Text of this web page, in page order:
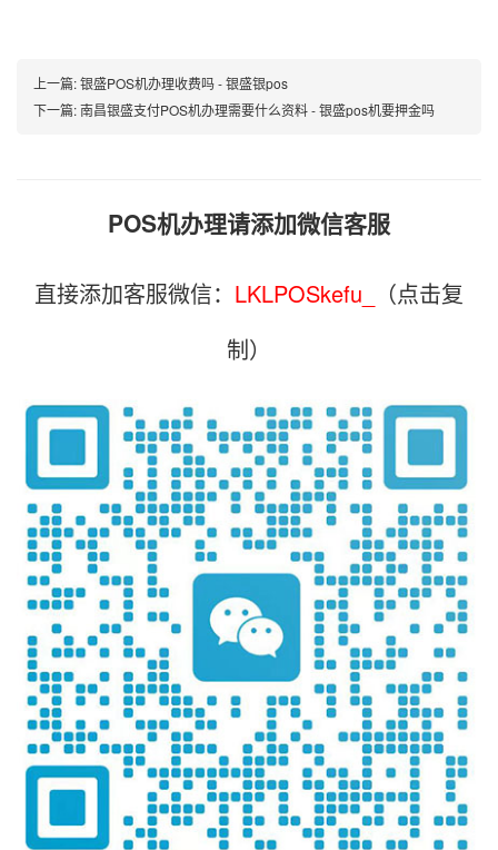
上一篇:银盛POS机办理收费吗 - 银盛银pos
下一篇:南昌银盛支付POS机办理需要什么资料 - 银盛pos机要押金吗
POS机办理请添加微信客服
直接添加客服微信： LKLPOSkefu_
（点击复
制）